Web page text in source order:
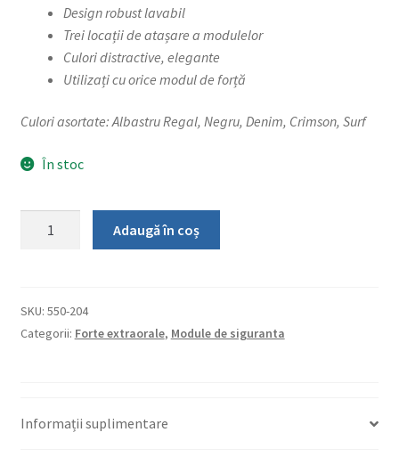
Design robust lavabil
Trei locații de atașare a modulelor
Culori distractive, elegante
Utilizați cu orice modul de forță
Culori asortate: Albastru Regal, Negru, Denim, Crimson, Surf
În stoc
forte
extraorale
Adaugă în coș
SKU: 550-204
Categorii: Forte extraorale, Module de siguranta
Informații suplimentare